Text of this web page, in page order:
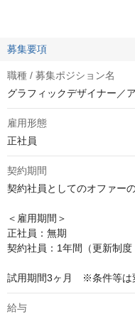
募集要項
職種 / 募集ポジション名
グラフィックデザイナー／
雇用形態
正社員
契約期間
契約社員としてのオファー
＜雇用期間＞
正社員：無期
契約社員：1年間（更新制度
試用期間3ヶ月　※条件等は
給与